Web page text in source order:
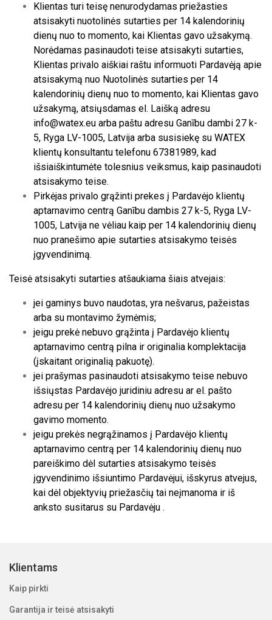
Klientas turi teisę nenurodydamas priežasties
atsisakyti nuotolinės sutarties per 14 kalendorinių
dienų nuo to momento, kai Klientas gavo užsakymą.
Norėdamas pasinaudoti teise atsisakyti sutarties,
Klientas privalo aiškiai raštu informuoti Pardavėją apie
atsisakymą nuo Nuotolinės sutarties per 14
kalendorinių dienų nuo to momento, kai Klientas gavo
užsakymą, atsiųsdamas el. Laišką adresu
info@watex.eu arba paštu adresu Ganību dambi 27 k-
5, Ryga LV-1005, Latvija arba susisiekę su WATEX
klientų konsultantu telefonu 67381989, kad
išsiaiškintumėte tolesnius veiksmus, kaip pasinaudoti
atsisakymo teise.
Pirkėjas privalo grąžinti prekes į Pardavėjo klientų
aptarnavimo centrą Ganību dambis 27 k-5, Ryga LV-
1005, Latvija ne vėliau kaip per 14 kalendorinių dienų
nuo pranešimo apie sutarties atsisakymo teisės
įgyvendinimą.
Teisė atsisakyti sutarties atšaukiama šiais atvejais:
jei gaminys buvo naudotas, yra nešvarus, pažeistas
arba su montavimo žymėmis;
jeigu prekė nebuvo grąžinta į Pardavėjo klientų
aptarnavimo centrą pilna ir originalia komplektacija
(įskaitant originalią pakuotę).
jei prašymas pasinaudoti atsisakymo teise nebuvo
išsiųstas Pardavėjo juridiniu adresu ar el. pašto
adresu per 14 kalendorinių dienų nuo užsakymo
gavimo momento.
jeigu prekės negrąžinamos į Pardavėjo klientų
aptarnavimo centrą per 14 kalendorinių dienų nuo
pareiškimo dėl sutarties atsisakymo teisės
įgyvendinimo išsiuntimo Pardavėjui, išskyrus atvejus,
kai dėl objektyvių priežasčių tai neįmanoma ir iš
anksto susitarus su Pardavėju .
Klientams
Kaip pirkti
Garantija ir teisė atsisakyti